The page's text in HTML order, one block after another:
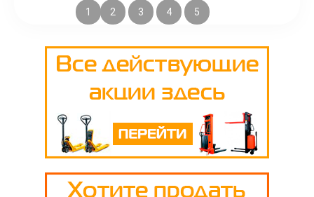
1 2 3 4 5